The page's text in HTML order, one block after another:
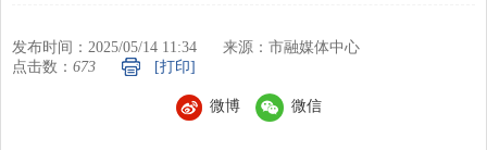
发布时间：2025/05/14 11:34
来源：市融媒体中心
点击数： 673 [打印]
微博 微信